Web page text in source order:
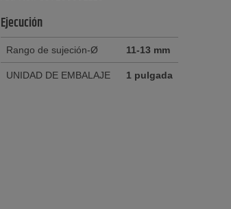
Ejecución
Rango de sujeción-Ø 11-13 mm
UNIDAD DE EMBALAJE 1 pulgada